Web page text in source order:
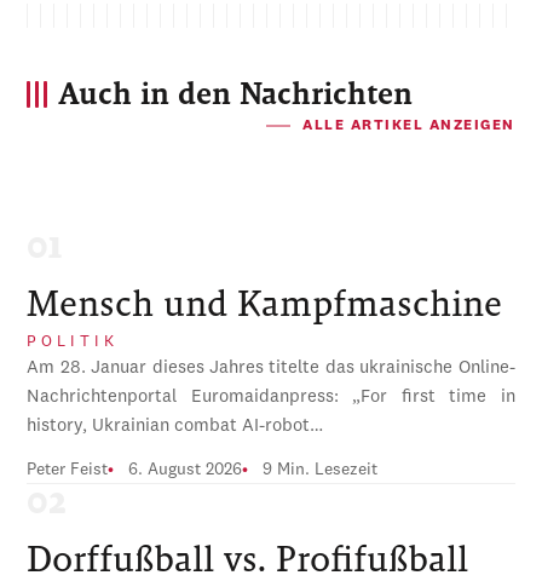
Auch in den Nachrichten
ALLE ARTIKEL ANZEIGEN
Mensch und Kampfmaschine
POLITIK
Am 28. Januar dieses Jahres titelte das ukrainische Online-
Nachrichtenportal Euromaidanpress: „For first time in
history, Ukrainian combat AI-robot…
Peter Feist 6. August 2026 9 Min. Lesezeit
Dorffußball vs. Profifußball